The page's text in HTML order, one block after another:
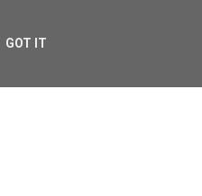
GOT IT